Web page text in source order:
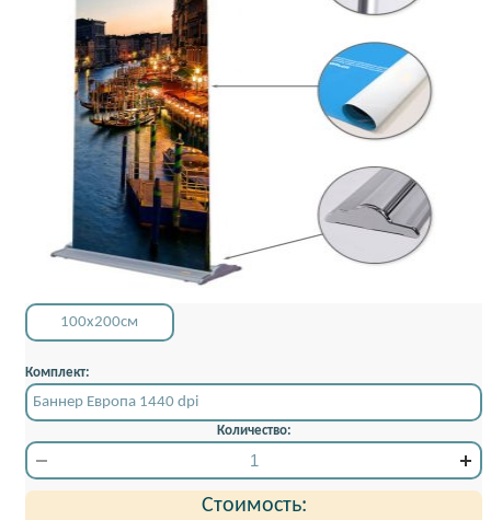
100x200см
Комплект:
Баннер Европа 1440 dpi
Количество:
Стоимость: